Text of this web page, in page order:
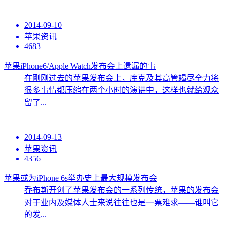
2014-09-10
苹果资讯
4683
苹果iPhone6/Apple Watch发布会上遗漏的事
在刚刚过去的苹果发布会上，库克及其高管竭尽全力将
很多事情都压缩在两个小时的演讲中，这样也就给观众
留了...
2014-09-13
苹果资讯
4356
苹果或为iPhone 6s举办史上最大规模发布会
乔布斯开创了苹果发布会的一系列传统，苹果的发布会
对于业内及媒体人士来说往往也是一票难求——谁叫它
的发...